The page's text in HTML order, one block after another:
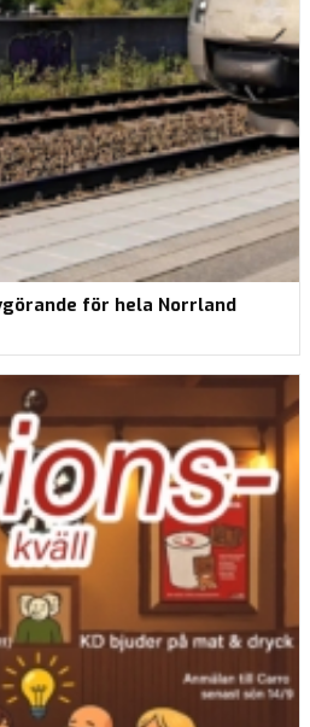
för hela Norrland